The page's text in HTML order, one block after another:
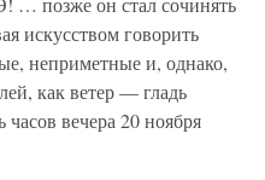
искусством говорить
неприметные и, однако,
как ветер — гладь
вечера 20 ноября